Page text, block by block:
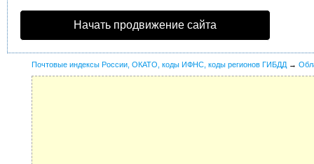
Начать продвижение сайта
Почтовые индексы России, ОКАТО, коды ИФНС, коды регионов ГИБДД →